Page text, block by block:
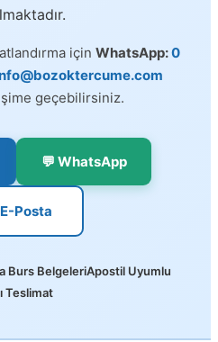
için WhatsApp:0
geçebilirsiniz.
💬 WhatsApp
Posta
Burs BelgeleriApostil Uyumlu
Teslimat